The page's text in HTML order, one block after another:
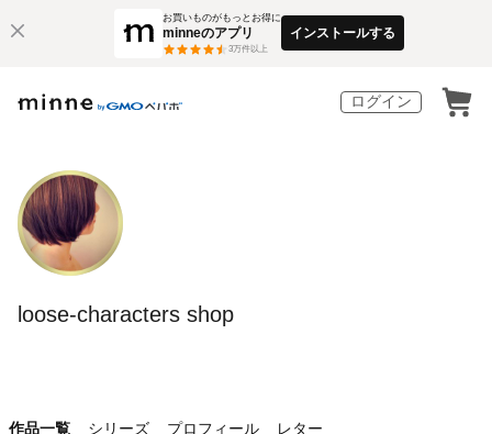
お買いものがもっとお得に
minneのアプリ
3万件以上
インストールする
ログイン
loose-characters shop
作品一覧 シリーズ プロフィール レター